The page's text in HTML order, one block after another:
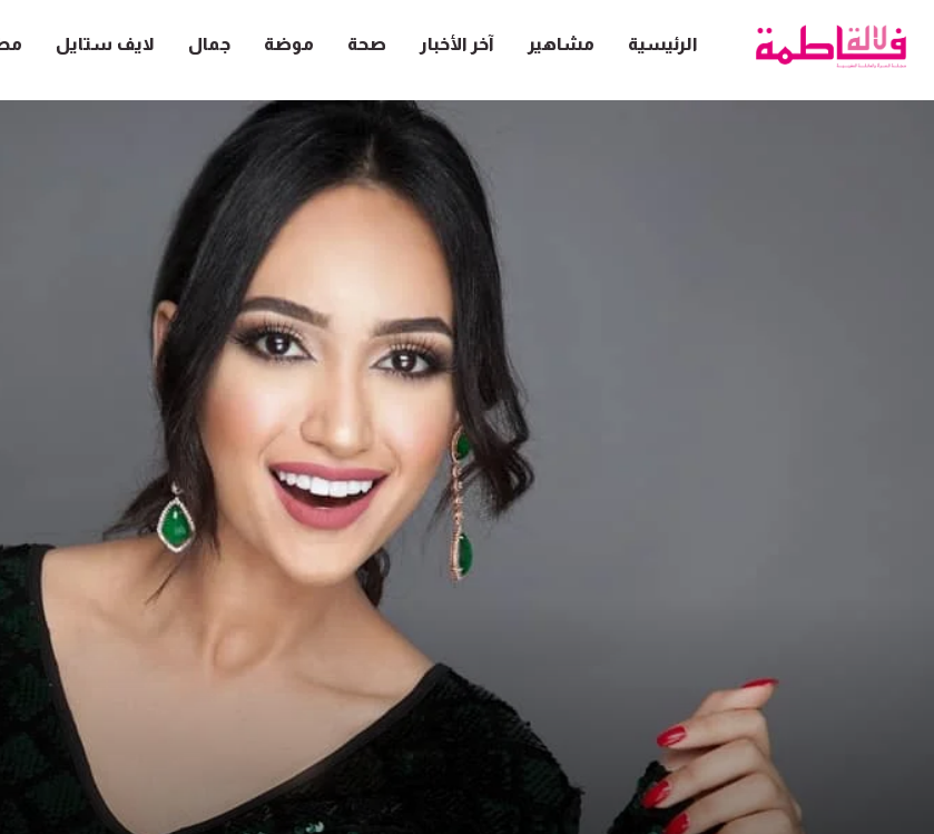
الرئيسية مشاهير آخر الأخبار صحة موضة جمال لايف ستايل